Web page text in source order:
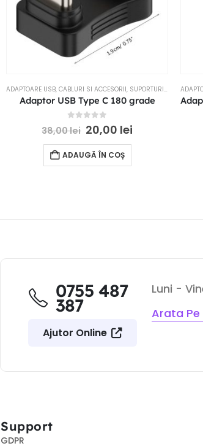
ADAPTOARE USB, CABLURI SI ACCESORII, SUPORTURI SI ACCESORII
Adaptor USB Type C 180 grade
out of 5
38,00lei 20,00 lei
ADAUGĂ ÎN COȘ
0755 487
387
Ajutor Online
Luni -
Arata
Support
GDPR